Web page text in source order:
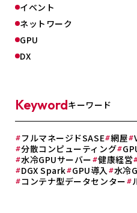
イベント
ネットワーク
GPU
DX
Keywordキーワード
フルマネージドSASE 網屋
分散コンピューティング
水冷GPUサーバー
健康経営
DGX Spark GPU導入
水冷
コンテナ型データセンター